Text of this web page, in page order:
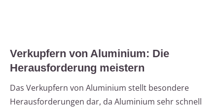
Verkupfern von Aluminium: Die
Herausforderung meistern
Das Verkupfern von Aluminium stellt besondere
Herausforderungen dar, da Aluminium sehr schnell